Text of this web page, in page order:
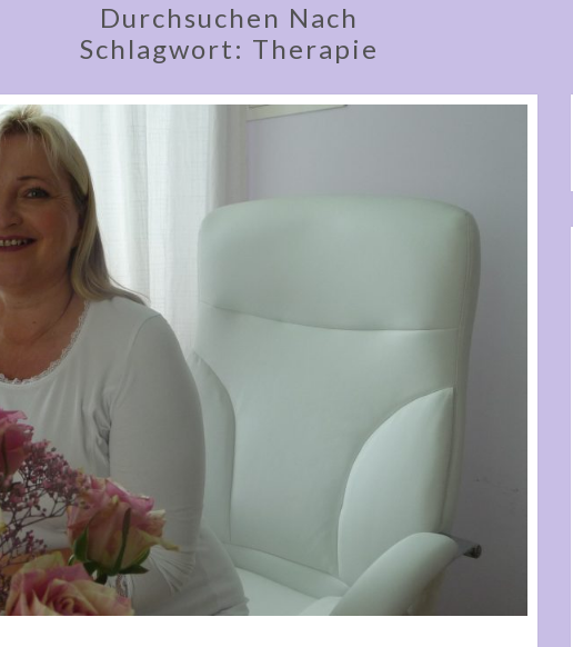
Durchsuchen Nach
Schlagwort: Therapie